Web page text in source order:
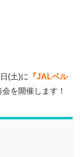
(土)に
『JALベル
を開催します！